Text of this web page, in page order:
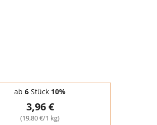
ab 6 Stück 10%
3,96 €
(19,80 €/1 kg)